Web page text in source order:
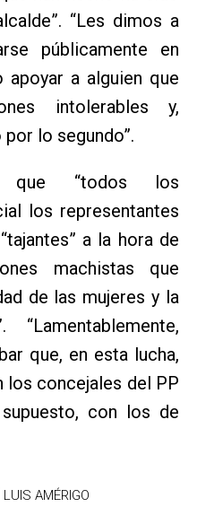
“Les dimos a
públicamente en
a alguien que
intolerables y,
lo segundo”.
que “todos los
los representantes
a la hora de
machistas que
de las mujeres y la
que, en esta lucha,
concejales del PP
con los de
AMÉRIGO